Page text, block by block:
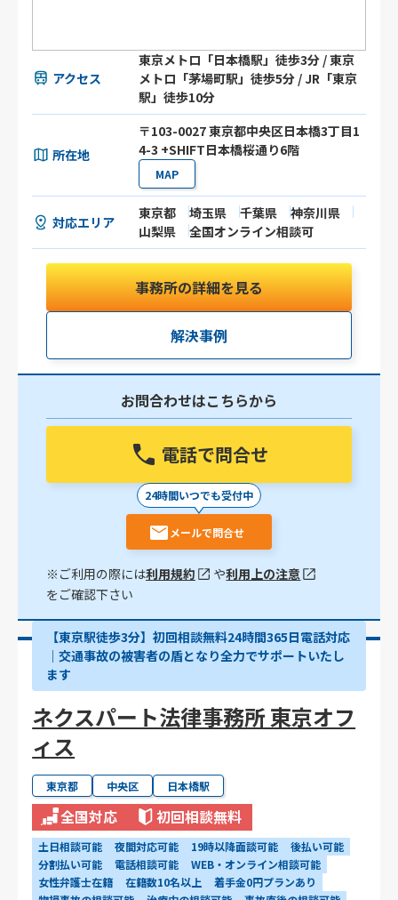
アクセス
東京メトロ「日本橋駅」徒歩3分 / 東京
メトロ「茅場町駅」徒歩5分 / JR「東京
駅」徒歩10分
所在地
〒103-0027 東京都中央区日本橋3丁目1
4-3 +SHIFT日本橋桜通り6階
MAP
対応エリア
東京都 埼玉県 千葉県
神奈川県
山梨県
全国オンライン相談可
事務所の詳細を見る
解決事例
お問合わせはこちらから
電話で問合せ
24時間いつでも受付中
メールで問合せ
※ご利用の際には利用規約 や利用上の注意
をご確認下さい
【東京駅徒歩3分】初回相談無料24時間365日電話対応
｜交通事故の被害者の盾となり全力でサポートいたし
ます
ネクスパート法律事務所 東京オフ
ィス
東京都 中央区 日本橋駅
全国対応 初回相談無料
土日相談可能 夜間対応可能 19時以降面談可能
後払い可能
分割払い可能
電話相談可能
WEB・オンライン相談可能
女性弁護士在籍
在籍数10名以上
着手金0円プランあり